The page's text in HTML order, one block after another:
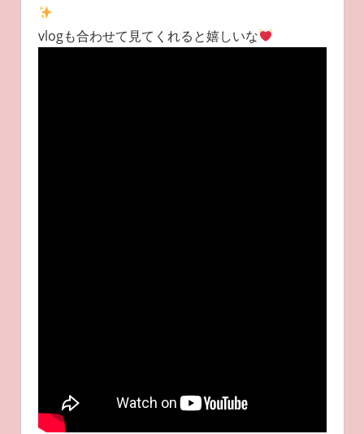
vlogも合わせて見てくれると嬉しいな